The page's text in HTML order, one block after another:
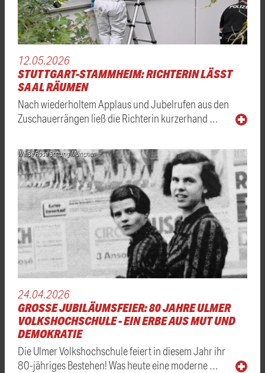
12.05.2026
STUTTGART-STAMMHEIM: RICHTERIN LÄSST
SAAL RÄUMEN
Nach wiederholtem Applaus und Jubelrufen aus den
Zuschauerrängen ließ die Richterin kurzerhand …
Weiße Rose Stiftung München
24.04.2026
GROSSE JUBILÄUMSFEIER: 80 JAHRE ULMER V
OLKSHOCHSCHULE - EIN ERBE AUS MUT UND D
EMOKRATIE
Die Ulmer Volkshochschule feiert in diesem Jahr ihr
80-jähriges Bestehen! Was heute eine moderne …